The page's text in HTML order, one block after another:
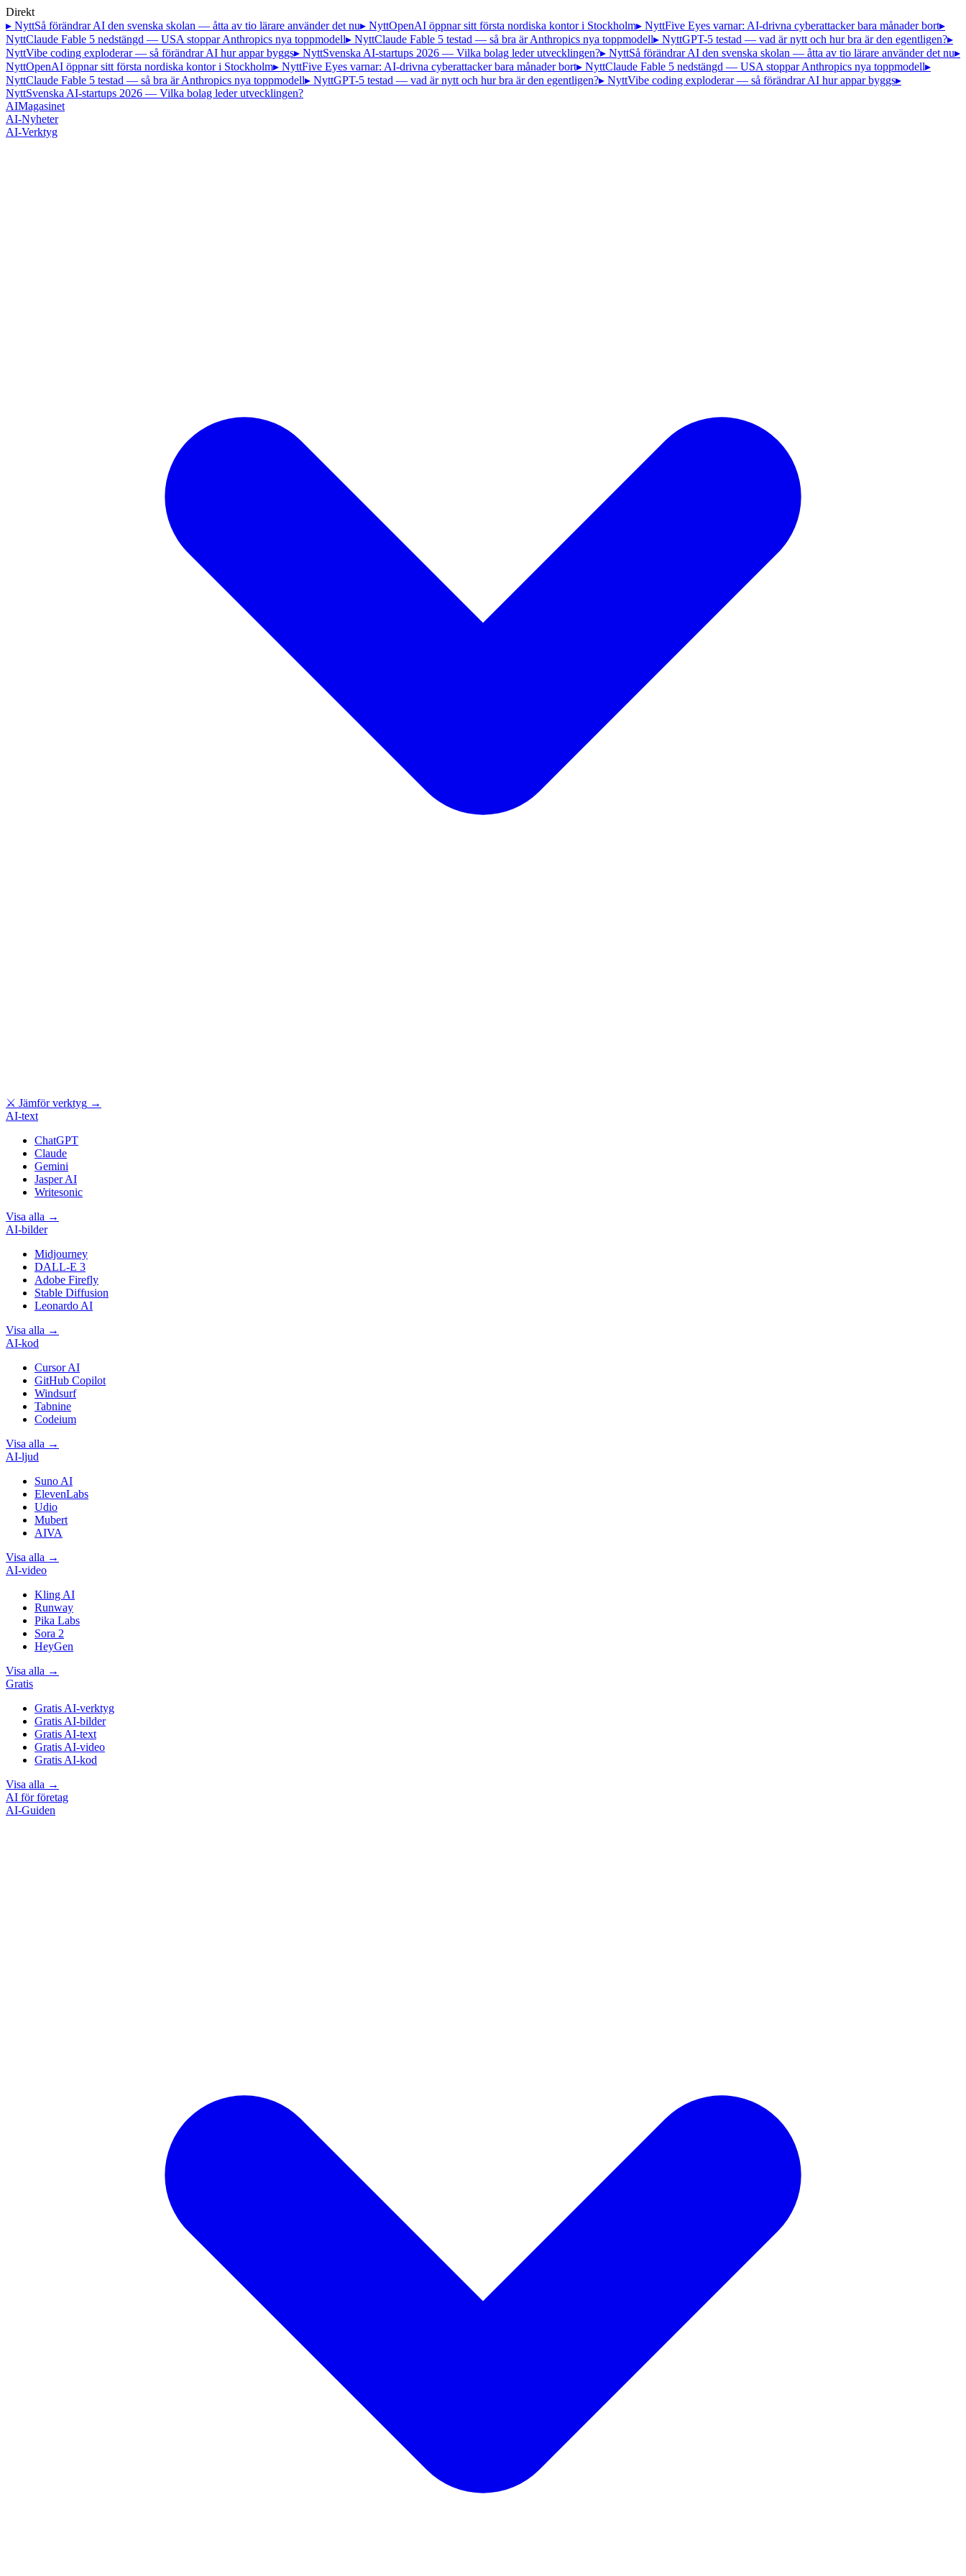
Direkt
▸ NyttSå förändrar AI den svenska skolan — åtta av tio lärare använder det nu▸ NyttOpenAI öppnar sitt första nordiska kontor i Stockholm▸ NyttFive Eyes varnar: AI-drivna cyberattacker bara månader bort▸
NyttClaude Fable 5 nedstängd — USA stoppar Anthropics nya toppmodell▸ NyttClaude Fable 5 testad — så bra är Anthropics nya toppmodell▸ NyttGPT-5 testad — vad är nytt och hur bra är den egentligen?▸
NyttVibe coding exploderar — så förändrar AI hur appar byggs▸ NyttSvenska AI-startups 2026 — Vilka bolag leder utvecklingen?▸ NyttSå förändrar AI den svenska skolan — åtta av tio lärare använder det nu▸
NyttOpenAI öppnar sitt första nordiska kontor i Stockholm▸ NyttFive Eyes varnar: AI-drivna cyberattacker bara månader bort▸ NyttClaude Fable 5 nedstängd — USA stoppar Anthropics nya toppmodell▸
NyttClaude Fable 5 testad — så bra är Anthropics nya toppmodell▸ NyttGPT-5 testad — vad är nytt och hur bra är den egentligen?▸ NyttVibe coding exploderar — så förändrar AI hur appar byggs▸
NyttSvenska AI-startups 2026 — Vilka bolag leder utvecklingen?
AIMagasinet
AI-Nyheter
AI-Verktyg
⚔ Jämför verktyg →
AI-text
ChatGPT
Claude
Gemini
Jasper AI
Writesonic
Visa alla →
AI-bilder
Midjourney
DALL-E 3
Adobe Firefly
Stable Diffusion
Leonardo AI
Visa alla →
AI-kod
Cursor AI
GitHub Copilot
Windsurf
Tabnine
Codeium
Visa alla →
AI-ljud
Suno AI
ElevenLabs
Udio
Mubert
AIVA
Visa alla →
AI-video
Kling AI
Runway
Pika Labs
Sora 2
HeyGen
Visa alla →
Gratis
Gratis AI-verktyg
Gratis AI-bilder
Gratis AI-text
Gratis AI-video
Gratis AI-kod
Visa alla →
AI för företag
AI-Guiden